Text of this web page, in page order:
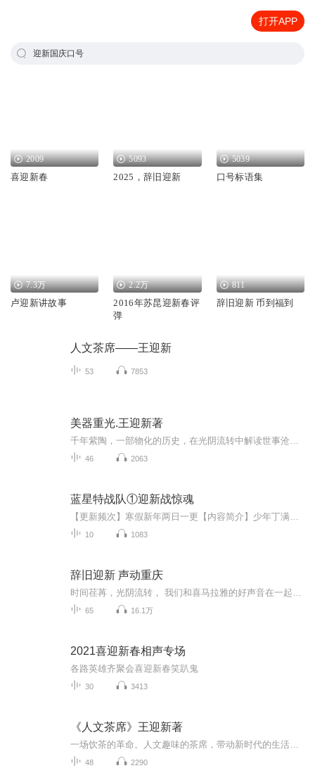
打开APP
迎新国庆口号
2009
喜迎新春
5093
2025，辞旧迎新
5039
口号标语集
7.3万
卢迎新讲故事
2.2万
2016年苏昆迎新春评
弹
811
辞旧迎新 币到福到
人文茶席——王迎新
53 7853
美器重光.王迎新著
46 2063
蓝星特战队①迎新战惊魂
10 1083
辞旧迎新 声动重庆
65 16.1万
2021喜迎新春相声专场
各路英雄齐聚会喜迎新春笑趴鬼
30 3413
《人文茶席》王迎新著
48 2290